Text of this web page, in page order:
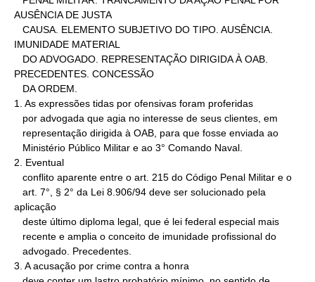
AUSÊNCIA DE JUSTA
IMUNIDADE MATERIAL
PRECEDENTES. CONCESSÃO
1. As expressões tidas por ofensivas foram proferidas
2. Eventual
aplicação
3. A acusação por crime contra a honra